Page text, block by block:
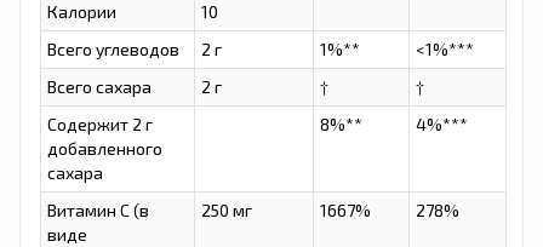
Калории
10
Всего углеводов
2 г 1%**
<1%***
Всего сахара
2 г †
†
Содержит 2 г
добавленного
сахара
8%** 4%***
Витамин С (в
виде
250 мг 1667% 278%